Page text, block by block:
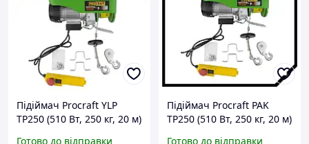
Підіймач Procraft YLP
TP250 (510 Вт, 250 кг, 20 м)
Готово до відправки
Підіймач Procraft PAK
TP250 (510 Вт, 250 кг, 20 м)
Готово до відправки